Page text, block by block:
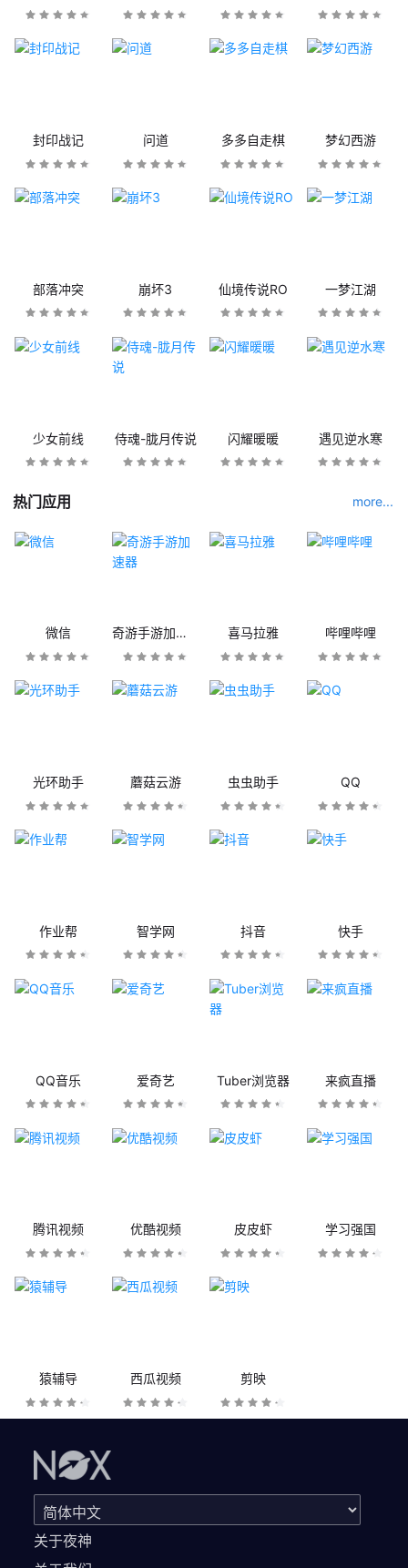
封印战记 问道 多多自走棋 梦幻西游
部落冲突 崩坏3 仙境传说RO 一梦江湖
少女前线 侍魂-胧月传说 闪耀暖暖 遇见逆水寒
热门应用 more...
微信 奇游手游加速器 喜马拉雅 哔哩哔哩
光环助手 蘑菇云游 虫虫助手 QQ
作业帮 智学网 抖音 快手
QQ音乐 爱奇艺 Tuber浏览器 来疯直播
腾讯视频 优酷视频 皮皮虾 学习强国
猿辅导 西瓜视频 剪映
关于夜神